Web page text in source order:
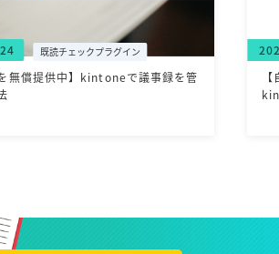
既読チェックプラグイン
を無償提供中】kintoneで議事録を管